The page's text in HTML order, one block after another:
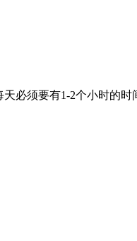
必须要有1-2个小时的时